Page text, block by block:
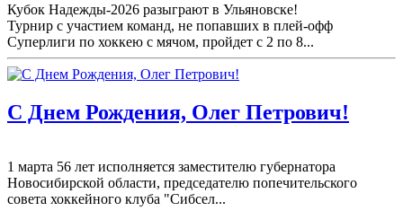
Кубок Надежды-2026 разыграют в Ульяновске!
Турнир с участием команд, не попавших в плей-офф
Суперлиги по хоккею с мячом, пройдет с 2 по 8...
С Днем Рождения, Олег Петрович!
1 марта 56 лет исполняется заместителю губернатора
Новосибирской области, председателю попечительского
совета хоккейного клуба "Сибсел...